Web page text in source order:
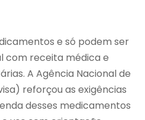
e só podem ser
com receita médica e
A Agência Nacional de
reforçou as exigências
desses medicamentos